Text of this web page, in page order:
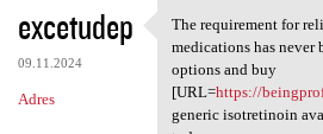
excetudep
09.11.2024
Adres
The requirement
The requirement for
medications has never
options and buy
[URL=https://
generic isotretinoin